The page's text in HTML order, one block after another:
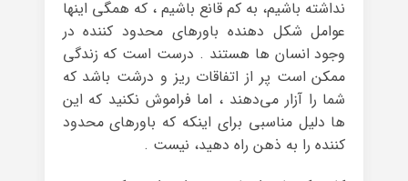
نداشته باشیم، به کم قانع باشیم ، که همگی اینها
عوامل شکل دهنده باورهای محدود کننده در
وجود انسان ها هستند . درست است که زندگی
ممکن است پر از اتفاقات ریز و درشت باشد که
شما را آزار می‌دهند ، اما فراموش نکنید که این
ها دلیل مناسبی برای اینکه که باورهای محدود
کننده را به ذهن راه دهید، نیست .